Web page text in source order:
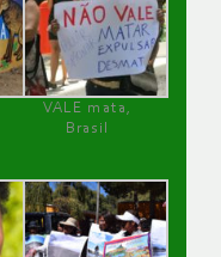
VALE mata,
Brasil